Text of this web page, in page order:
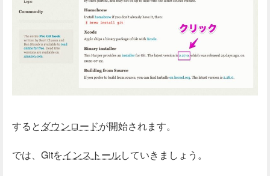
すると ダウンロードが開始されます。
では、Gitをインストールしていきましょう。